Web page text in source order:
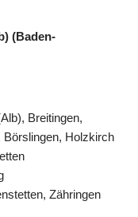
(Baden-
Breitingen,
Börslingen, Holzkirch
Zähringen